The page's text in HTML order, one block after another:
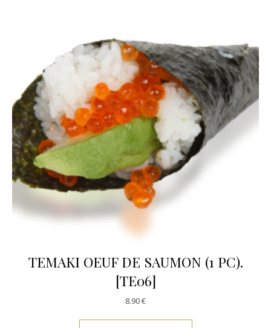
TEMAKI OEUF DE SAUMON (1 PC).
[TE06]
8.90€